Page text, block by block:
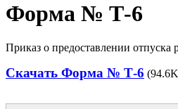
Форма № Т-6
Приказ о предоставлении отпуска
Скачать Форма № Т-6